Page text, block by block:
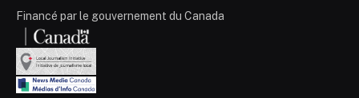
Financé par le gouvernement du Canada